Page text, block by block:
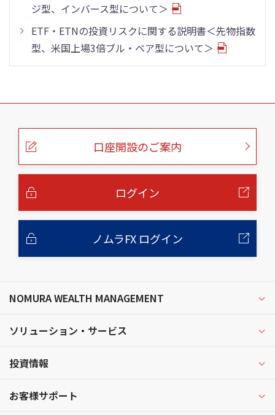
ジ型、インバース型について＞
ETF・ETNの投資リスクに関する説明書＜先物指数
型、米国上場3倍ブル・ベア型について＞
こ
口座開設のご案内
ログイン
ノムラFX ログイン
NOMURA WEALTH MANAGEMENT
ソリューション・サービス
投資情報
お客様サポート